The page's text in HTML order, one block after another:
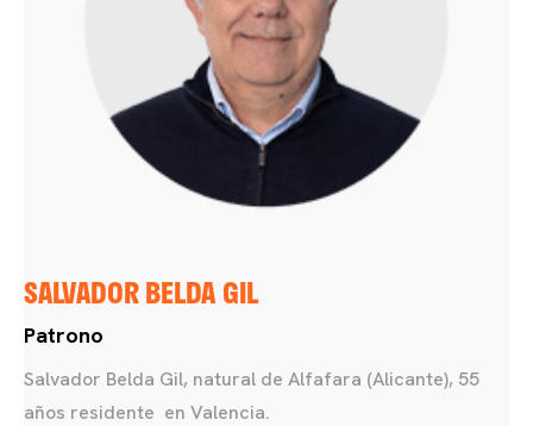
SALVADOR BELDA GIL
Patrono
Salvador Belda Gil, natural de Alfafara (Alicante), 55
años residente en Valencia.